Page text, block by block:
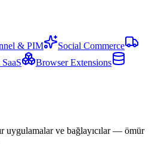
& PIM
Social Commerce
Browser Extensions
uygulamalar ve bağlayıcılar — ömür